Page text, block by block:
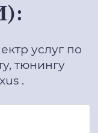
услуг по
тюнингу
.